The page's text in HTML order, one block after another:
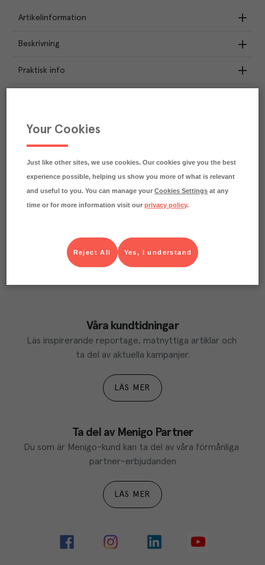
Artikelinformation
Beskrivning
Praktisk info
Klimatavtryck
utsläppen av 0.3 kg koldioxid.
Läs mer om hur vi beräknar klimatavtryck
Våra kundtidningar
Läs inspirerande reportage, matnyttiga artiklar och
ta del av aktuella kampanjer.
LÄS MER
Ta del av Menigo Partner
Du som är Menigo-kund kan ta del av våra förmånliga
partner-erbjudanden
LÄS MER
Your Cookies
Just like other sites, we use cookies. Our cookies give you the best
experience possible, helping us show you more of what is relevant
and useful to you. You can manage yourCookies Settings at any
time or for more information visit ourprivacy policy.
Yes, I understand
Reject All